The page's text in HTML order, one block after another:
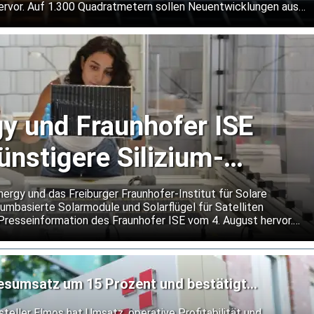
Auf 1.300 Quadratmetern sollen Neuentwicklungen aus
Normanforderungen hinausgehen.
und Fraunhofer ISE
Silizium-
Satelliten
und das Freiburger Fraunhofer-Institut für Solare
Solarmodule und Solarflügel für Satelliten
des Fraunhofer ISE vom 4. August hervor.
Alternative zu den bislang vorherrschenden
soll Schäden durch kleine Objekte lokal
Betrieb bei extremen Temperaturwechseln im Weltraum
um 15 Prozent und bestätigt